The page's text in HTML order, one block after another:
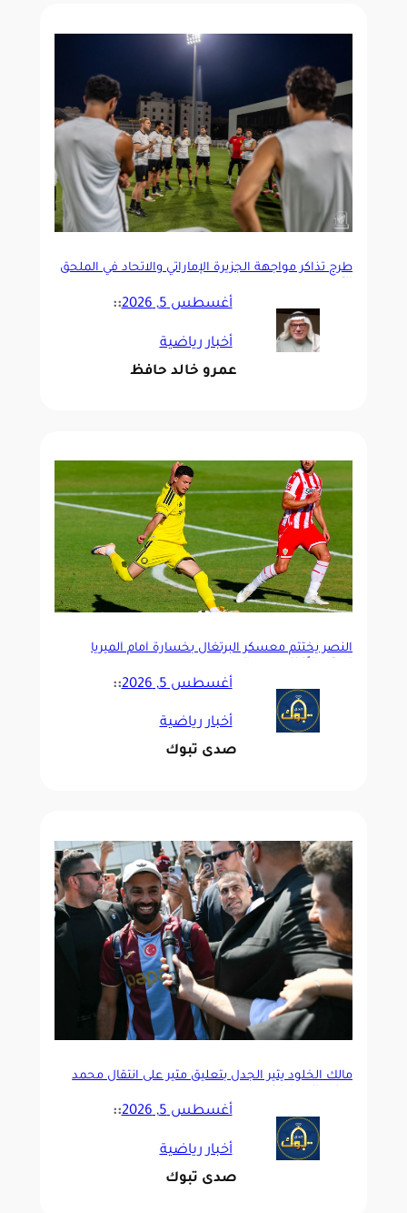
طرح تذاكر مواجهة الجزيرة الإماراتي والاتحاد في الملحق
أغسطس 5, 2026 ::
أخبار رياضية
عمرو خالد حافظ
النصر يختتم معسكر البرتغال بخسارة أمام ألميريا
أغسطس 5, 2026 ::
أخبار رياضية
صدى تبوك
مالك الخلود يثير الجدل بتعليق مثير على انتقال محمد
أغسطس 5, 2026 ::
أخبار رياضية
صدى تبوك